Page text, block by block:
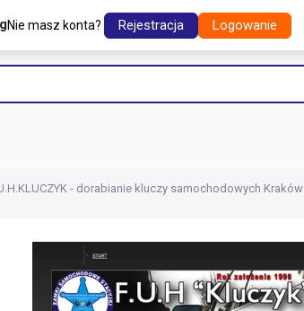
Nie masz konta? Rejestracja Logowanie
- dorabianie kluczy samochodowych Kraków